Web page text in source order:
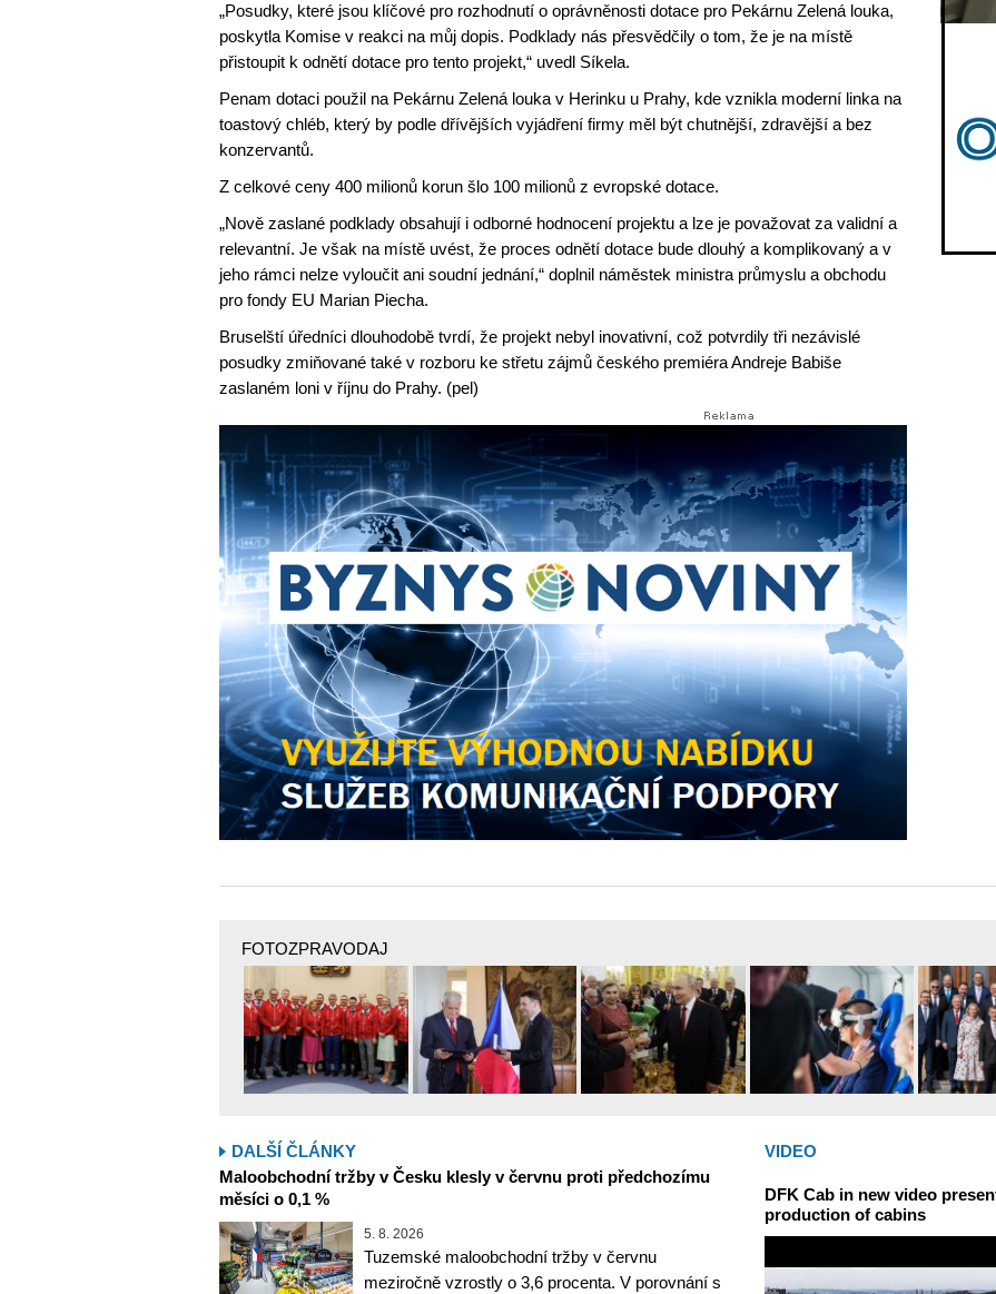
„Posudky, které jsou klíčové pro rozhodnutí o oprávněnosti dotace pro Pekárnu Zelená louka,
poskytla Komise v reakci na můj dopis. Podklady nás přesvědčily o tom, že je na místě
přistoupit k odnětí dotace pro tento projekt,“ uvedl Síkela.
Penam dotaci použil na Pekárnu Zelená louka v Herinku u Prahy, kde vznikla moderní linka na
toastový chléb, který by podle dřívějších vyjádření firmy měl být chutnější, zdravější a bez
konzervantů.
Z celkové ceny 400 milionů korun šlo 100 milionů z evropské dotace.
„Nově zaslané podklady obsahují i odborné hodnocení projektu a lze je považovat za validní a
relevantní. Je však na místě uvést, že proces odnětí dotace bude dlouhý a komplikovaný a v
jeho rámci nelze vyloučit ani soudní jednání,“ doplnil náměstek ministra průmyslu a obchodu
pro fondy EU Marian Piecha.
Bruselští úředníci dlouhodobě tvrdí, že projekt nebyl inovativní, což potvrdily tři nezávislé
posudky zmiňované také v rozboru ke střetu zájmů českého premiéra Andreje Babiše
zaslaném loni v říjnu do Prahy. (pel)
FOTOZPRAVODAJ
DALŠÍ ČLÁNKY
Maloobchodní tržby v Česku klesly v červnu proti předchozímu
měsíci o 0,1 %
5. 8. 2026
Tuzemské maloobchodní tržby v červnu
meziročně vzrostly o 3,6 procenta. V porovnání s
VIDEO
DFK Cab in new video
production of cabins